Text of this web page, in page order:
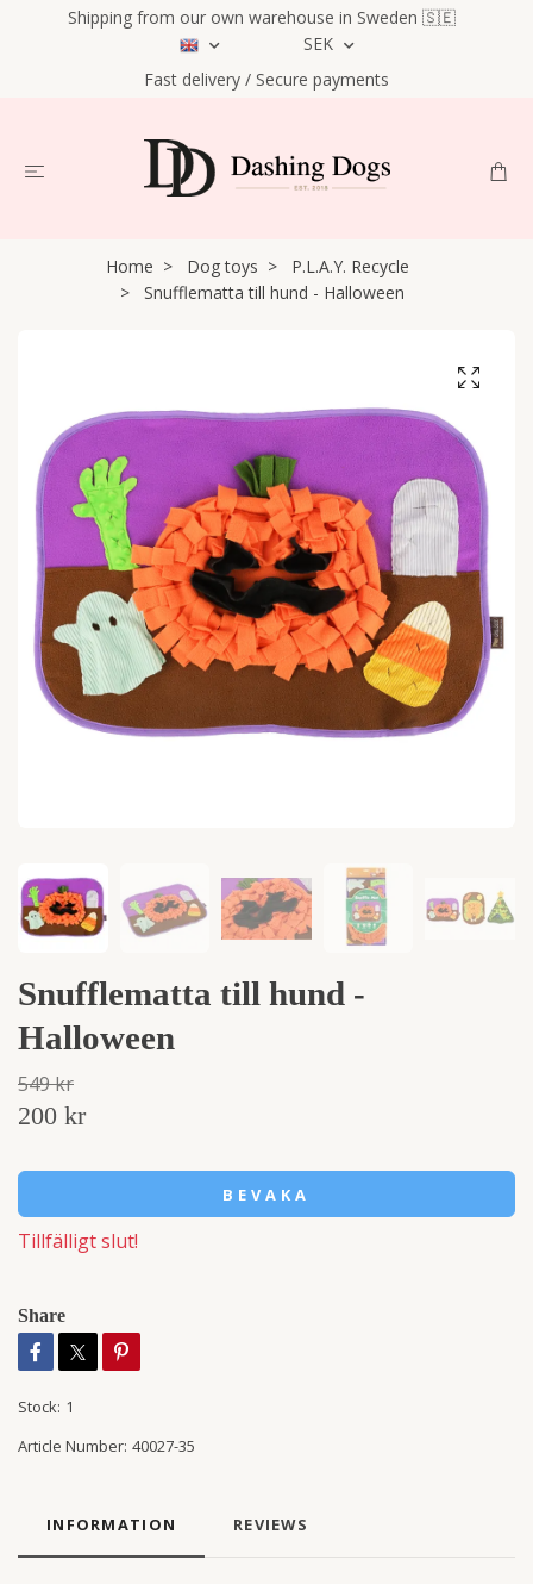
Shipping from our own warehouse in Sweden 🇸🇪
SEK
Fast delivery / Secure payments
Home Dog toys
P.L.A.Y. Recycle
Snufflematta till hund - Halloween
Snufflematta till hund -
Halloween
549 kr
200 kr
BEVAKA
Tillfälligt slut!
Share
Stock: 1
Article Number: 40027-35
INFORMATION REVIEWS